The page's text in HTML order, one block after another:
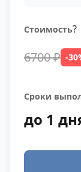
Стоимость?
6700 ₽ -
Сроки
до 1